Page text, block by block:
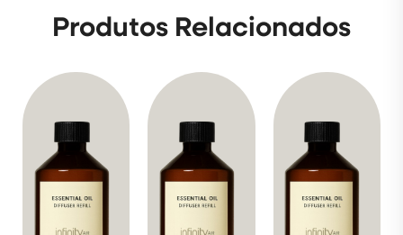
Produtos Relacionados